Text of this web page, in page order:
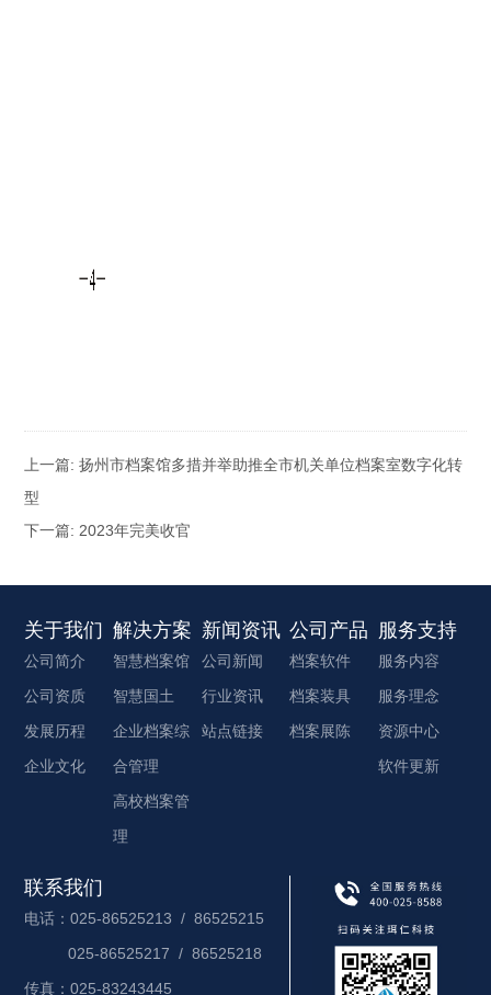
上一篇:扬州市档案馆多措并举助推全市机关单位档案室数字化转
型
下一篇:2023年完美收官
关于我们
公司简介
公司资质
发展历程
企业文化
解决方案
智慧档案馆
智慧国土
企业档案综
合管理
高校档案管
理
新闻资讯
公司新闻
行业资讯
站点链接
公司产品
档案软件
档案装具
档案展陈
服务支持
服务内容
服务理念
资源中心
软件更新
联系我们
电话：025-86525213 / 86525215
025-86525217 / 86525218
传真：025-83243445